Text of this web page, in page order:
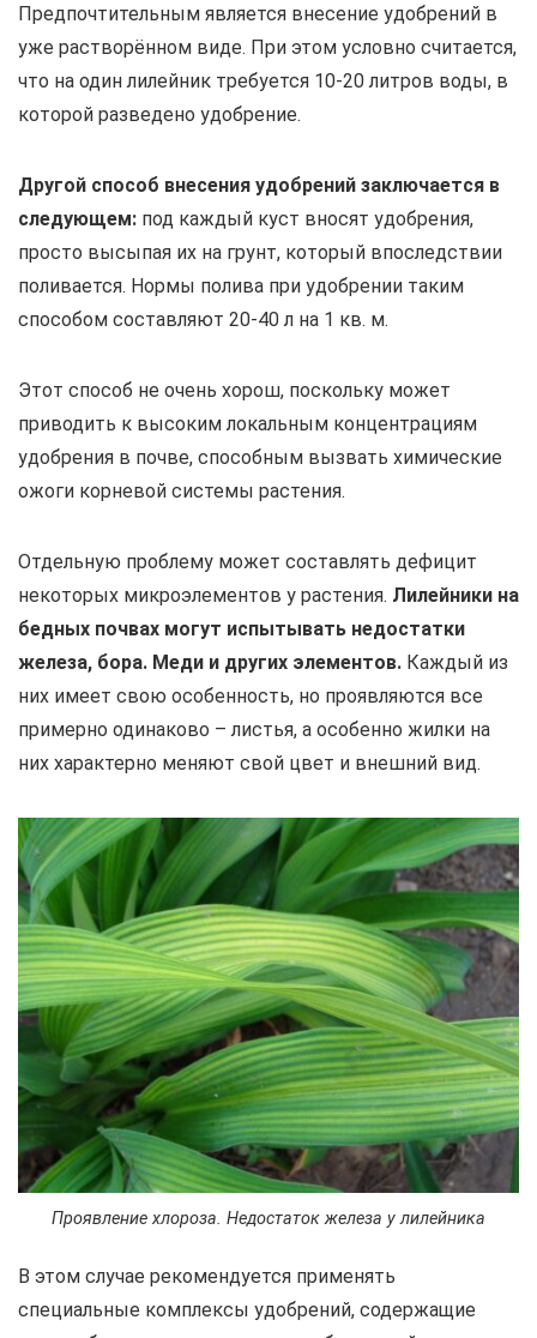
Предпочтительным является внесение удобрений в
уже растворённом виде. При этом условно считается,
что на один лилейник требуется 10-20 литров воды, в
которой разведено удобрение.
Другой способ внесения удобрений заключается в
следующем: под каждый куст вносят удобрения,
просто высыпая их на грунт, который впоследствии
поливается. Нормы полива при удобрении таким
способом составляют 20-40 л на 1 кв. м.
Этот способ не очень хорош, поскольку может
приводить к высоким локальным концентрациям
удобрения в почве, способным вызвать химические
ожоги корневой системы растения.
Отдельную проблему может составлять дефицит
некоторых микроэлементов у растения. Лилейники на
бедных почвах могут испытывать недостатки
железа, бора. Меди и других элементов. Каждый из
них имеет свою особенность, но проявляются все
примерно одинаково – листья, а особенно жилки на
них характерно меняют свой цвет и внешний вид.
Проявление хлороза. Недостаток железа у лилейника
В этом случае рекомендуется применять
специальные комплексы удобрений, содержащие